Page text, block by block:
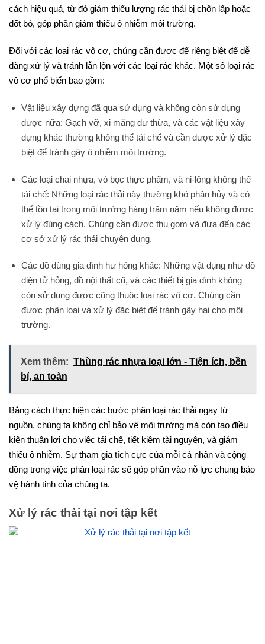
cách hiệu quả, từ đó giảm thiểu lượng rác thải bị chôn lấp hoặc
đốt bỏ, góp phần giảm thiểu ô nhiễm môi trường.
Đối với các loại rác vô cơ, chúng cần được để riêng biệt để dễ
dàng xử lý và tránh lẫn lộn với các loại rác khác. Một số loại rác
vô cơ phổ biến bao gồm:
Vật liệu xây dựng đã qua sử dụng và không còn sử dụng
được nữa: Gạch vỡ, xi măng dư thừa, và các vật liệu xây
dựng khác thường không thể tái chế và cần được xử lý đặc
biệt để tránh gây ô nhiễm môi trường.
Các loại chai nhựa, vỏ bọc thực phẩm, và ni-lông không thể
tái chế: Những loại rác thải này thường khó phân hủy và có
thể tồn tại trong môi trường hàng trăm năm nếu không được
xử lý đúng cách. Chúng cần được thu gom và đưa đến các
cơ sở xử lý rác thải chuyên dụng.
Các đồ dùng gia đình hư hỏng khác: Những vật dụng như đồ
điện tử hỏng, đồ nội thất cũ, và các thiết bị gia đình không
còn sử dụng được cũng thuộc loại rác vô cơ. Chúng cần
được phân loại và xử lý đặc biệt để tránh gây hại cho môi
trường.
Xem thêm: Thùng rác nhựa loại lớn - Tiện ích, bền
bỉ, an toàn
Bằng cách thực hiện các bước phân loại rác thải ngay từ
nguồn, chúng ta không chỉ bảo vệ môi trường mà còn tạo điều
kiện thuận lợi cho việc tái chế, tiết kiệm tài nguyên, và giảm
thiểu ô nhiễm. Sự tham gia tích cực của mỗi cá nhân và cộng
đồng trong việc phân loại rác sẽ góp phần vào nỗ lực chung bảo
vệ hành tinh của chúng ta.
Xử lý rác thải tại nơi tập kết